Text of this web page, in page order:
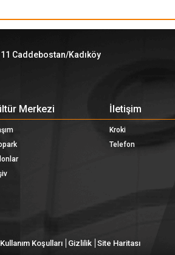
Caddebostan/Kadıköy
Merkezi İletişim
Kroki
Telefon
Kullanım Koşulları Gizlilik Site Haritası